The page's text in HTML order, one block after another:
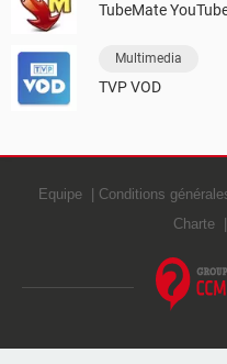
TubeMate
Multimedia
TVP VOD
Equipe Conditions
Charte